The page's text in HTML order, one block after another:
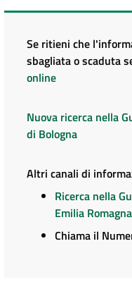
Se ritieni che
sbagliata o scaduta
online
Nuova ricerca nella
di Bologna
Altri canali di
Ricerca nella
Emilia Romagna
Chiama il